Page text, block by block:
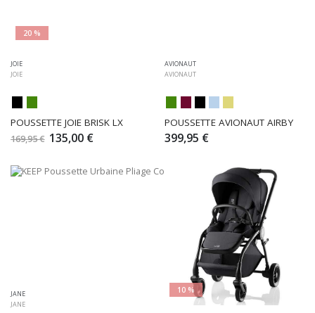
20 %
JOIE
JOIE
POUSSETTE JOIE BRISK LX
169,95 € 135,00 €
AVIONAUT
AVIONAUT
POUSSETTE AVIONAUT AIRBY
399,95 €
JANE
JANE
10 %